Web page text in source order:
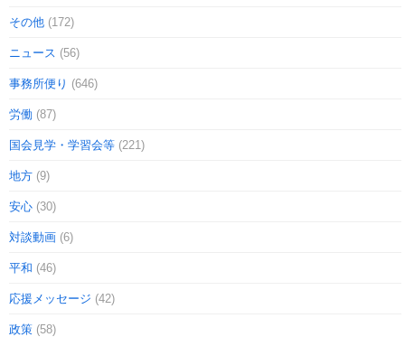
その他 (172)
ニュース (56)
事務所便り (646)
労働 (87)
国会見学・学習会等 (221)
地方 (9)
安心 (30)
対談動画 (6)
平和 (46)
応援メッセージ (42)
政策 (58)